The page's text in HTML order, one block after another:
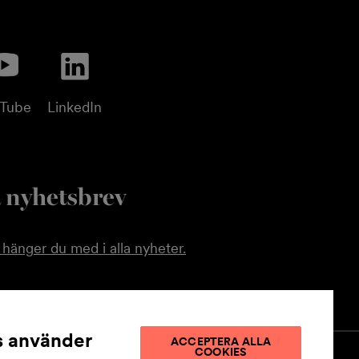
LinkedIn
du med i alla nyheter.
använder
ACCEPTERA ALLA
COOKIES